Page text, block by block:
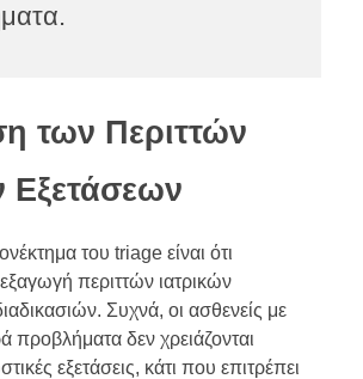
των Περιττών
Εξετάσεων
του triage είναι ότι
περιττών ιατρικών
Συχνά, οι ασθενείς με
προβλήματα δεν χρειάζονται
εξετάσεις, κάτι που επιτρέπει